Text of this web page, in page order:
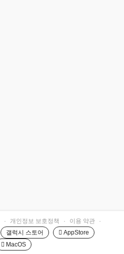
· 개인정보 보호정책 · 이용 약관
·
갤럭시 스토어
 AppStore
 MacOS